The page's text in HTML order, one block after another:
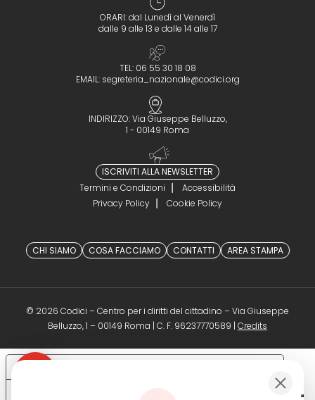
ORARI: dal Lunedì al Venerdì
dalle 9 alle 13 e dalle 14 alle 17
TEL: 06 55 30 18 08
EMAIL: segreteria_nazionale@codici.org
INDIRIZZO: Via Giuseppe Belluzzo,
1 - 00149 Roma
ISCRIVITI ALLA NEWSLETTER
Termini e Condizioni
Accessibilità
Privacy Policy
Cookie Policy
CHI SIAMO COSA FACCIAMO CONTATTI AREA STAMPA
© 2026 Codici – Centro per i diritti del cittadino – Via Giuseppe
Belluzzo, 1 – 00149 Roma | C. F. 96237770589 | Credits